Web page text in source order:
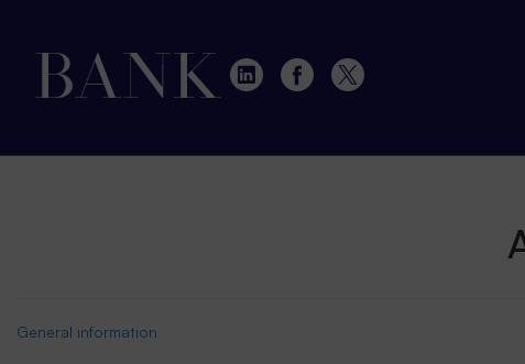
General information